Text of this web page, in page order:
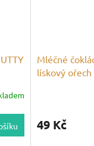
Mléčné
lískový ořech
49 Kč